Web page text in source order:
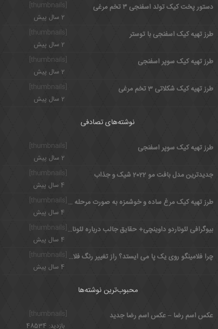
[thumbnails]
دستور پخت کیک تولد اسفنجی ۳ تخم مرغی
2 سال پیش
طرز تهیه کیک اسفنجی با توستر
2 سال پیش
[thumbnails]
طرز تهیه کیک سوپر اسفنجی
2 سال پیش
طرز تهیه کیک شکلاتی 3 تخم مرغی
2 سال پیش
نوشته‌های تصادفی
[thumbnails] طرز تهیه کیک سوپر اسفنجی
2 سال پیش
جدیدترین مدل بافت مو 2022 شیک و جذاب
4 سال پیش
[thumbnails] طرز تهیه کیک مرغ ساده و خوشمزه به صورت مرحله به مرحله
4 سال پیش
بیوگرافی لئوناردو داوینچی+ حقایق جالب درباره لئوناردو داوینچی
4 سال پیش
چرا فلامینگو روی یک پا می ایستد؟ راز تغییر رنگ فلامینگو
4 سال پیش
محبوب‌ترین نوشته‌ها
عکس اسم رضا – عکس اسم رضا جدید
بازدید: 48534